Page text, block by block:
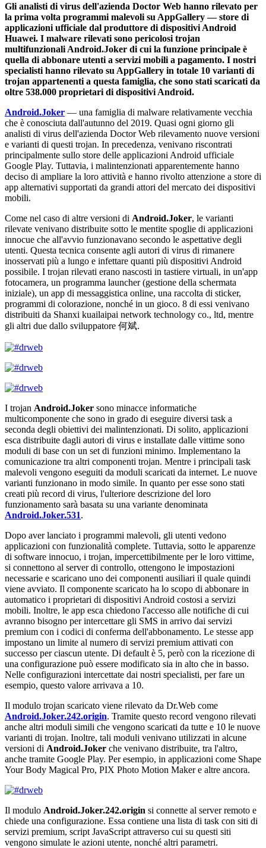
Gli analisti di virus dell'azienda Doctor Web hanno rilevato per
la prima volta programmi malevoli su AppGallery — store di
applicazioni ufficiale dal produttore di dispositivi Android
Huawei. I malware rilevati sono pericolosi trojan
multifunzionali Android.Joker di cui la funzione principale è
quella di abbonare utenti a servizi mobili a pagamento. I nostri
specialisti hanno rilevato su AppGallery in totale 10 varianti di
trojan appartenenti a questa famiglia, che sono stati scaricati da
oltre 538.000 proprietari di dispositivi Android.
Android.Joker ― una famiglia di malware relativamente vecchia
che è conosciuta dall'autunno del 2019. Quasi ogni giorno gli
analisti di virus dell'azienda Doctor Web rilevamento nuove versioni
e varianti di questi trojan. In precedenza, venivano riscontrati
principalmente sullo store delle applicazioni Android ufficiale
Google Play. Tuttavia, i malintenzionati apparentemente hanno
deciso di ampliare la loro attività e hanno rivolto attenzione a store di
app alternativi supportati da grandi attori del mercato dei dispositivi
mobili.
Come nel caso di altre versioni di Android.Joker, le varianti
rilevate venivano distribuite sotto le mentite spoglie di applicazioni
innocue che all'avvio funzionavano secondo le aspettative degli
utenti. Questa tecnica consente agli autori di virus di rimanere
inosservati più a lungo e infettare quanti più dispositivi Android
possibile. I trojan rilevati erano nascosti in tastiere virtuali, in un'app
fotocamera, un programma launcher (gestione della schermata
iniziale), un app di messaggistica online, una raccolta di sticker,
programmi di colorazione, nonché in un gioco. 8 di essi venivano
distribuiti da Shanxi kuailaipai network technology co., ltd, mentre
gli altri due dallo sviluppatore 何斌.
I trojan Android.Joker sono minacce informatiche
multicomponente che sono in grado di eseguire diversi task a
seconda degli obiettivi dei malintenzionati. Di solito, applicazioni
esca distribuite dagli autori di virus e installate dalle vittime sono
moduli di base con un set di funzioni minimo. Implementano la
comunicazione tra altri componenti trojan. Mentre i principali task
malevoli vengono eseguiti da moduli scaricati da internet. Le nuove
varianti funzionano in modo simile. In quanto per esse sono stati
creati più record di virus, l'ulteriore descrizione del loro
funzionamento sarà basata su una variante denominata
Android.Joker.531.
Dopo aver lanciato i programmi malevoli, gli utenti vedono
applicazioni con funzionalità complete. Tuttavia, sotto le apparenze
di software innocuo, i trojan, impercettibilmente per le loro vittime,
si connettono al server di controllo, ottengono le impostazioni
necessarie e scaricano uno dei componenti ausiliari il quale quindi
viene avviato. Il componente scaricato ha lo scopo di abbonare in
automatico i proprietari di dispositivi Android costosi a servizi
mobili. Inoltre, le app esca chiedono l'accesso alle notifiche di cui
avranno bisogno per intercettare gli SMS in arrivo dai servizi
premium con i codici di conferma dell'abbonamento. Le stesse app
impostano un limite al numero di servizi premium attivati con
successo per ciascun utente. Di default è 5, però con la ricezione di
una configurazione può essere modificato sia in alto che in basso.
Nelle configurazioni intercettate dai nostri specialisti, per fare un
esempio, questo valore arrivava a 10.
Il modulo trojan scaricato viene rilevato da Dr.Web come
Android.Joker.242.origin. Tramite questo record vengono rilevati
anche altri moduli simili che vengono scaricati da tutte e 10 le nuove
varianti di trojan. Inoltre, tali moduli venivano utilizzati in alcune
versioni di Android.Joker che venivano distribuite, tra l'altro,
anche tramite Google Play. Per esempio, in applicazioni come Shape
Your Body Magical Pro, PIX Photo Motion Maker e altre ancora.
Il modulo Android.Joker.242.origin si connette al server remoto e
chiede una configurazione. Essa contiene una lista di task con siti di
servizi premium, script JavaScript attraverso cui su questi siti
vengono simulate le azioni utente, nonché altri parametri.